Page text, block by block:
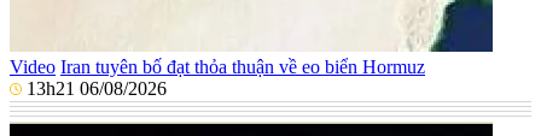
Video Iran tuyên bố đạt thỏa thuận về eo biển Hormuz
13h21 06/08/2026